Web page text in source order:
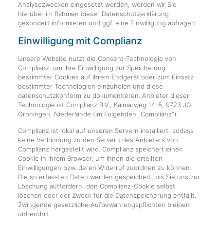
Analysezwecken eingesetzt werden, werden wir Sie
hierüber im Rahmen dieser Datenschutzerklärung
gesondert informieren und ggf. eine Einwilligung abfragen.
Einwilligung mit Complianz
Unsere Website nutzt die Consent-Technologie von
Complianz, um Ihre Einwilligung zur Speicherung
bestimmter Cookies auf Ihrem Endgerät oder zum Einsatz
bestimmter Technologien einzuholen und diese
datenschutzkonform zu dokumentieren. Anbieter dieser
Technologie ist Complianz B.V., Kalmarweg 14-5, 9723 JG
Groningen, Niederlande (im Folgenden „Complianz“).
Complianz ist lokal auf unseren Servern installiert, sodass
keine Verbindung zu den Servern des Anbieters von
Complianz hergestellt wird. Complianz speichert einen
Cookie in Ihrem Browser, um Ihnen die erteilten
Einwilligungen bzw. deren Widerruf zuordnen zu können.
Die so erfassten Daten werden gespeichert, bis Sie uns zur
Löschung auffordern, den Complianz-Cookie selbst
löschen oder der Zweck für die Datenspeicherung entfällt.
Zwingende gesetzliche Aufbewahrungspflichten bleiben
unberührt.